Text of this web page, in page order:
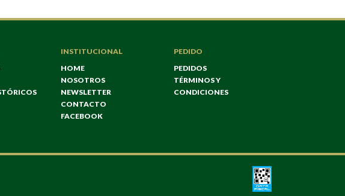
INSTITUCIONAL
HOME
NOSOTROS
NEWSLETTER
CONTACTO
FACEBOOK
PEDIDO
PEDIDOS
TÉRMINOS Y
CONDICIONES